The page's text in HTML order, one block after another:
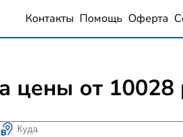
Контакты Помощь Оферта
от 10028
Куда